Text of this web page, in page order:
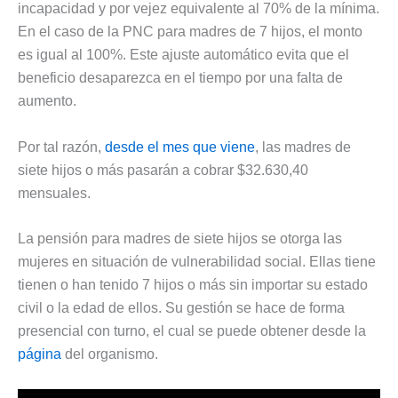
incapacidad y por vejez equivalente al 70% de la mínima.
En el caso de la PNC para madres de 7 hijos, el monto
es igual al 100%. Este ajuste automático evita que el
beneficio desaparezca en el tiempo por una falta de
aumento.
Por tal razón, desde el mes que viene, las madres de
siete hijos o más pasarán a cobrar $32.630,40
mensuales.
La pensión para madres de siete hijos se otorga las
mujeres en situación de vulnerabilidad social. Ellas tiene
tienen o han tenido 7 hijos o más sin importar su estado
civil o la edad de ellos. Su gestión se hace de forma
presencial con turno, el cual se puede obtener desde la
página del organismo.